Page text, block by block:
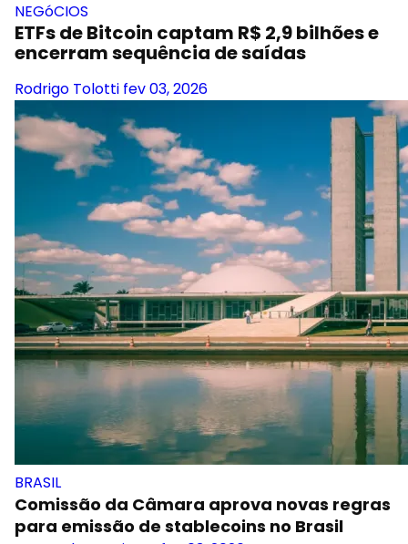
NEGóCIOS
ETFs de Bitcoin captam R$ 2,9 bilhões e
encerram sequência de saídas
Rodrigo Tolotti fev 03, 2026
BRASIL
Comissão da Câmara aprova novas regras
para emissão de stablecoins no Brasil